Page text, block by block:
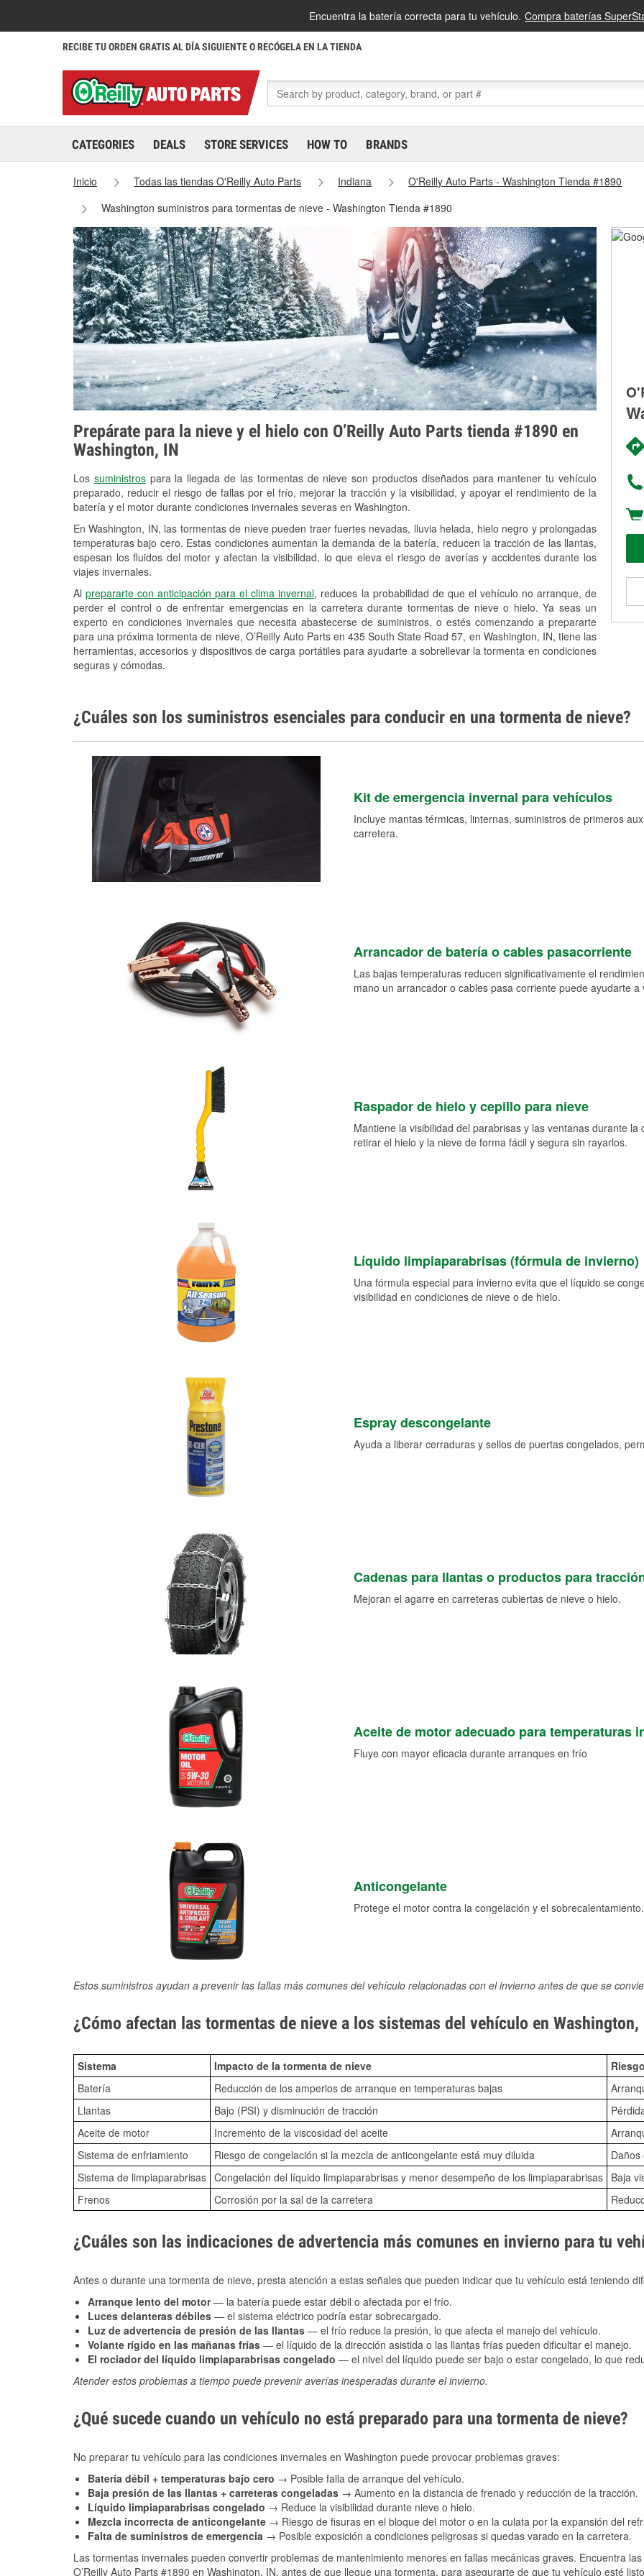
Encuentra la batería correcta para tu vehículo. Compra baterías
RECIBE TU ORDEN GRATIS AL DÍA SIGUIENTE O RECÓGELA EN LA TIENDA
CATEGORIES DEALS STORE SERVICES HOW TO BRANDS
Inicio Todas las tiendas O'Reilly Auto Parts Indiana
O'Reilly Auto Parts - Washington Tienda #1890
Washington suministros para tormentas de nieve - Washington Tienda #1890
Prepárate para la nieve y el hielo con O’Reilly Auto Parts tienda #1890 en
Washington, IN
Los suministrospara la llegada de las tormentas de nieve son productos diseñados para mantener tu vehículo
preparado, reducir el riesgo de fallas por el frío, mejorar la tracción y la visibilidad, y apoyar el rendimiento de la
batería y el motor durante condiciones invernales severas en Washington.
En Washington, IN, las tormentas de nieve pueden traer fuertes nevadas, lluvia helada, hielo negro y prolongadas
temperaturas bajo cero. Estas condiciones aumentan la demanda de la batería, reducen la tracción de las llantas,
espesan los fluidos del motor y afectan la visibilidad, lo que eleva el riesgo de averías y accidentes durante los
viajes invernales.
Alprepararte con anticipación para el clima invernal, reduces la probabilidad de que el vehículo no arranque, de
perder el control o de enfrentar emergencias en la carretera durante tormentas de nieve o hielo. Ya seas un
experto en condiciones invernales que necesita abastecerse de suministros, o estés comenzando a prepararte
para una próxima tormenta de nieve, O’Reilly Auto Parts en 435 South State Road 57, en Washington, IN, tiene las
herramientas, accesorios y dispositivos de carga portátiles para ayudarte a sobrellevar la tormenta en condiciones
seguras y cómodas.
¿Cuáles son los suministros esenciales para conducir en una tormenta de nieve?
Kit de emergencia invernal para vehículos
Incluye mantas térmicas, linternas, suministros de primeros
carretera.
Arrancador de batería o cables pasacorriente
Las bajas temperaturas reducen significativamente el
mano un arrancador o cables pasa corriente puede ayudarte
Raspador de hielo y cepillo para nieve
Mantiene la visibilidad del parabrisas y las ventanas durante
retirar el hielo y la nieve de forma fácil y segura sin rayarlos.
Líquido limpiaparabrisas (fórmula de invierno)
Una fórmula especial para invierno evita que el líquido se
visibilidad en condiciones de nieve o de hielo.
Espray descongelante
Ayuda a liberar cerraduras y sellos de puertas congelados,
Cadenas para llantas o productos para
Mejoran el agarre en carreteras cubiertas de nieve o hielo.
Aceite de motor adecuado para temperaturas
Fluye con mayor eficacia durante arranques en frío
Anticongelante
Protege el motor contra la congelación y el sobrecalentamiento.
Estos suministros ayudan a prevenir las fallas más comunes del vehículo relacionadas con el invierno antes de que se
¿Cómo afectan las tormentas de nieve a los sistemas del vehículo en Washington,
Sistema Impacto de la tormenta de nieve
Batería
Reducción de los amperios de arranque en temperaturas bajas
Llantas
Bajo (PSI) y disminución de tracción
Aceite de motor
Incremento de la viscosidad del aceite
Sistema de enfriamiento
Riesgo de congelación si la mezcla de anticongelante está muy diluida
Sistema de limpiaparabrisas Congelación del líquido limpiaparabrisas y menor desempeño de los limpiaparabrisas Baja
Frenos
Corrosión por la sal de la carretera
¿Cuáles son las indicaciones de advertencia más comunes en invierno para tu
Antes o durante una tormenta de nieve, presta atención a estas señales que pueden indicar que tu vehículo está teniendo
Arranque lento del motor— la batería puede estar débil o afectada por el frío.
Luces delanteras débiles — el sistema eléctrico podría estar sobrecargado.
Luz de advertencia de presión de las llantas — el frío reduce la presión, lo que afecta el manejo del vehículo.
Volante rígido en las mañanas frías — el líquido de la dirección asistida o las llantas frías pueden dificultar el manejo.
El rociador del líquido limpiaparabrisas congelado — el nivel del líquido puede ser bajo o estar congelado, lo que
Atender estos problemas a tiempo puede prevenir averías inesperadas durante el invierno.
¿Qué sucede cuando un vehículo no está preparado para una tormenta de nieve?
No preparar tu vehículo para las condiciones invernales en Washington puede provocar problemas graves:
Batería débil + temperaturas bajo cero → Posible falla de arranque del vehículo.
Baja presión de las llantas + carreteras congeladas → Aumento en la distancia de frenado y reducción de la tracción.
Líquido limpiaparabrisas congelado → Reduce la visibilidad durante nieve o hielo.
Mezcla incorrecta de anticongelante → Riesgo de fisuras en el bloque del motor o en la culata por la expansión del
Falta de suministros de emergencia → Posible exposición a condiciones peligrosas si quedas varado en la carretera.
Las tormentas invernales pueden convertir problemas de mantenimiento menores en fallas mecánicas graves. Encuentra
O’Reilly Auto Parts #1890 en Washington, IN, antes de que llegue una tormenta, para asegurarte de que tu vehículo esté